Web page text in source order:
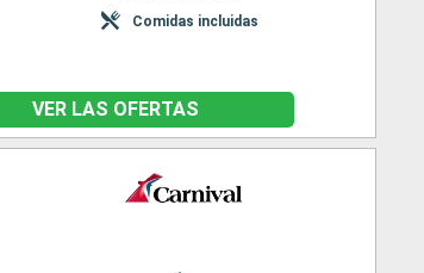
Comidas incluidas
VER LAS OFERTAS